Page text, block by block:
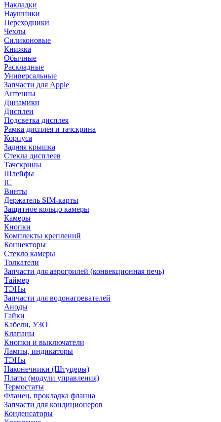
Накладки
Наушники
Переходники
Чехлы
Силиконовые
Книжка
Обычные
Раскладные
Универсальные
Запчасти для Apple
Антенны
Динамики
Дисплеи
Подсветка дисплея
Рамка дисплея и тачскрина
Корпуса
Задняя крышка
Стекла дисплеев
Тачскрины
Шлейфы
IC
Винты
Держатель SIM-карты
Защитное кольцо камеры
Камеры
Кнопки
Комплекты креплений
Коннекторы
Стекло камеры
Толкатели
Запчасти для аэрогрилей (конвекционная печь)
Таймер
ТЭНы
Запчасти для водонагревателей
Аноды
Гайки
Кабели, УЗО
Клапаны
Кнопки и выключатели
Лампы, индикаторы
ТЭНы
Наконечники (Штуцеры)
Платы (модули управления)
Термостаты
Фланец, прокладка фланца
Запчасти для кондиционеров
Конденсаторы